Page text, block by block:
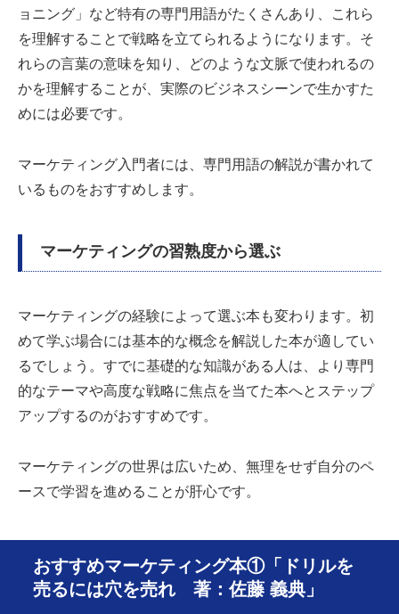
ョニング」など特有の専門用語がたくさんあり、これら
を理解することで戦略を立てられるようになります。そ
れらの言葉の意味を知り、どのような文脈で使われるの
かを理解することが、実際のビジネスシーンで生かすた
めには必要です。
マーケティング入門者には、専門用語の解説が書かれて
いるものをおすすめします。
マーケティングの習熟度から選ぶ
マーケティングの経験によって選ぶ本も変わります。初
めて学ぶ場合には基本的な概念を解説した本が適してい
るでしょう。すでに基礎的な知識がある人は、より専門
的なテーマや高度な戦略に焦点を当てた本へとステップ
アップするのがおすすめです。
マーケティングの世界は広いため、無理をせず自分のペ
ースで学習を進めることが肝心です。
おすすめマーケティング本①「ドリルを
売るには穴を売れ 著：佐藤 義典」